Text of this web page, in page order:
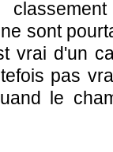
sont
vrai d'un
pas
le